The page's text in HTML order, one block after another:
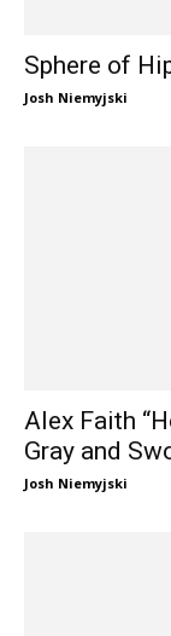
Sphere of
Josh Niemyjski
Alex Faith
Gray and
Josh Niemyjski